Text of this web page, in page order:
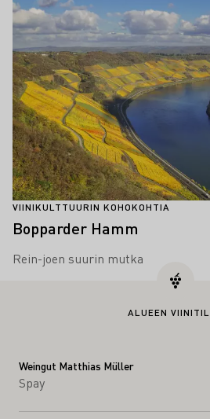
VIINIKULTTUURIN KOHOKOHTIA
Bopparder Hamm
Rein-joen suurin mutka
ALUEEN
Weingut Matthias Müller
Spay